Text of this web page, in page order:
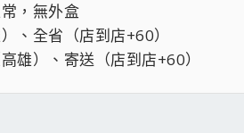
，無外盒
、全省（店到店+60）
雄）、寄送（店到店+60）